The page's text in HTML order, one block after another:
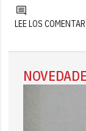
LEE LOS